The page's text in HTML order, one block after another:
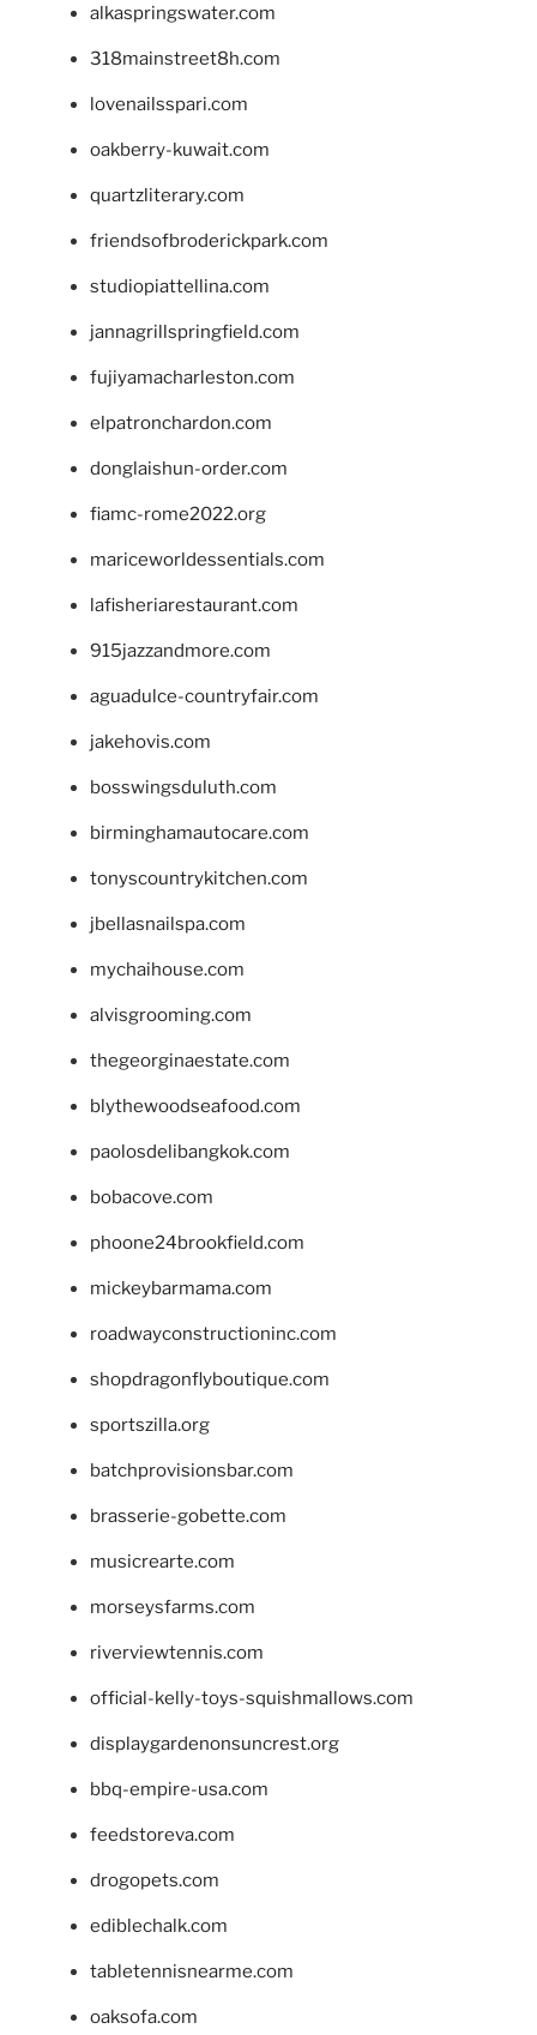
alkaspringswater.com
318mainstreet8h.com
lovenailsspari.com
oakberry-kuwait.com
quartzliterary.com
friendsofbroderickpark.com
studiopiattellina.com
jannagrillspringfield.com
fujiyamacharleston.com
elpatronchardon.com
donglaishun-order.com
fiamc-rome2022.org
mariceworldessentials.com
lafisheriarestaurant.com
915jazzandmore.com
aguadulce-countryfair.com
jakehovis.com
bosswingsduluth.com
birminghamautocare.com
tonyscountrykitchen.com
jbellasnailspa.com
mychaihouse.com
alvisgrooming.com
thegeorginaestate.com
blythewoodseafood.com
paolosdelibangkok.com
bobacove.com
phoone24brookfield.com
mickeybarmama.com
roadwayconstructioninc.com
shopdragonflyboutique.com
sportszilla.org
batchprovisionsbar.com
brasserie-gobette.com
musicrearte.com
morseysfarms.com
riverviewtennis.com
official-kelly-toys-squishmallows.com
displaygardenonsuncrest.org
bbq-empire-usa.com
feedstoreva.com
drogopets.com
ediblechalk.com
tabletennisnearme.com
oaksofa.com